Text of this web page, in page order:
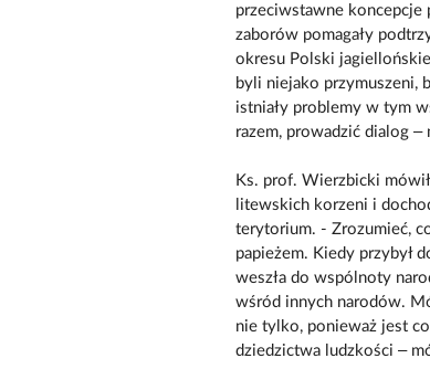
przeciwstawne koncepcje
zaborów pomagały
okresu Polski
byli niejako przymuszeni,
istniały problemy w tym
razem, prowadzić dialog –
Ks. prof. Wierzbicki
litewskich korzeni i
terytorium. - Zrozumieć,
papieżem. Kiedy przybył
weszła do wspólnoty
wśród innych narodów.
nie tylko, ponieważ jest
dziedzictwa ludzkości –